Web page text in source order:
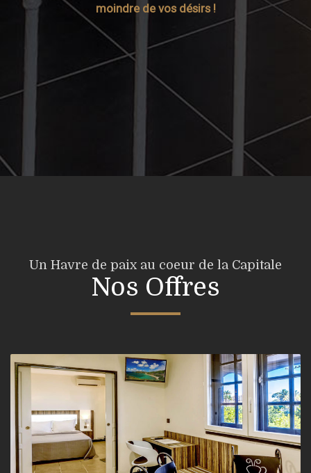
moindre de vos désirs !
Un Havre de paix au coeur de la Capitale
Nos Offres